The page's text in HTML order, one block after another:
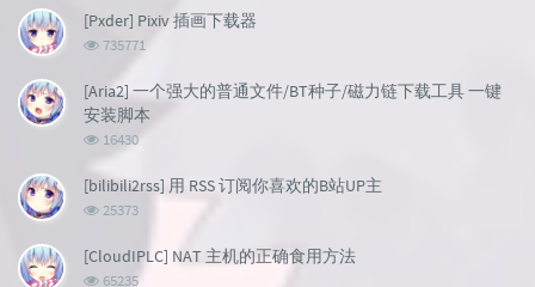
次
[Pxder] Pixiv 插画下载器
浏
次
数:
735771
[Aria2] 一个强大的普通文件/BT种子/磁力链下载工具 一键
安装脚本
浏
览
次
16430
[bilibili2rss] 用 RSS 订阅你喜欢的B站UP主
浏
次
25373
[CloudIPLC] NAT 主机的正确食用方法
浏
65235